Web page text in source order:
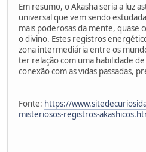
Em resumo, o Akasha seria a luz
universal que vem sendo
mais poderosas da mente, quase
o divino. Estes registros
zona intermediária entre os
ter relação com uma habilidade
conexão com as vidas passadas,
Fonte: https://
misteriosos-registros-